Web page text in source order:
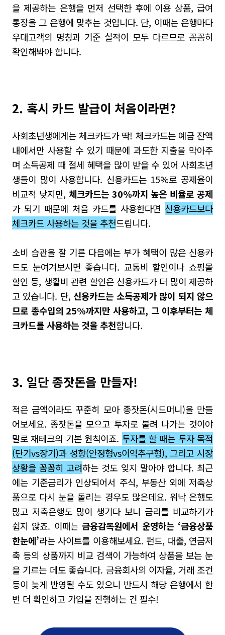
을 제공하는 은행을 먼저 선택한 후에 이용 상품, 급여
통장을 그 은행에 맞추는 것입니다. 단, 이때는 은행마다
우대고객의 명칭과 기준 실적이 모두 다르므로 꼼꼼히
확인해봐야 합니다.
2. 혹시 카드 발급이 처음이라면?
사회초년생에게는 체크카드가 딱! 체크카드는 예금 잔액
내에서만 사용할 수 있기 때문에 과도한 지출을 막아주
며 소득공제 때 절세 혜택을 많이 받을 수 있어 사회초년
생들이 많이 사용합니다. 신용카드는 15%로 공제율이
비교적 낮지만, 체크카드는 30%까지 높은 비율로 공제
가 되기 때문에 처음 카드를 사용한다면 신용카드보다
체크카드 사용하는 것을 추천드립니다.
소비 습관을 잘 기른 다음에는 부가 혜택이 많은 신용카
드도 눈여겨보시면 좋습니다. 교통비 할인이나 쇼핑몰
할인 등, 생활비 관련 할인은 신용카드가 더 많이 제공하
고 있습니다. 단, 신용카드는 소득공제가 많이 되지 않으
므로 총수입의 25%까지만 사용하고, 그 이후부터는 체
크카드를 사용하는 것을 추천합니다.
3. 일단 종잣돈을 만들자!
적은 금액이라도 꾸준히 모아 종잣돈(시드머니)을 만들
어보세요. 종잣돈을 모으고 투자로 불려 나가는 것이야
말로 재테크의 기본 원칙이죠. 투자를 할 때는 투자 목적
(단기vs장기)과 성향(안정형vs이익추구형), 그리고 시장
상황을 꼼꼼히 고려하는 것도 잊지 말아야 합니다. 최근
에는 기준금리가 인상되어서 주식, 부동산 외에 저축상
품으로 다시 눈을 돌리는 경우도 많은데요. 워낙 은행도
많고 저축은행도 많이 생기다 보니 금리를 비교하기가
쉽지 않죠. 이때는 금융감독원에서 운영하는 ‘금융상품
한눈에’라는 사이트를 이용해보세요. 펀드, 대출, 연금저
축 등의 상품까지 비교 검색이 가능하여 상품을 보는 눈
을 기르는 데도 좋습니다. 금융회사의 이자율, 거래 조건
등이 늦게 반영될 수도 있으니 반드시 해당 은행에서 한
번 더 확인하고 가입을 진행하는 건 필수!